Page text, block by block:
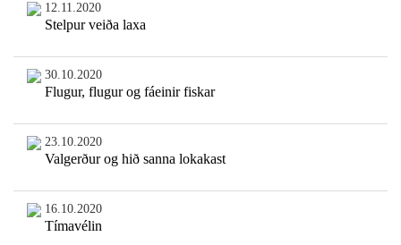
12.11.2020
Stelpur veiða laxa
30.10.2020
Flugur, flugur og fáeinir fiskar
23.10.2020
Valgerður og hið sanna lokakast
16.10.2020
Tímavélin